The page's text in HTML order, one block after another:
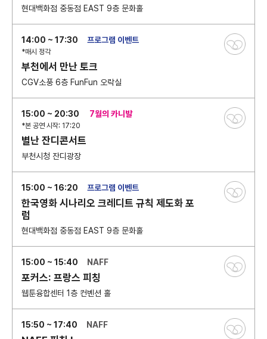
현대백화점 중동점 EAST 9층 문화홀
14:00 ~ 17:30
*매시 정각
프로그램 이벤트
부천에서 만난 토크
CGV소풍 6층 FunFun 오락실
15:00 ~ 20:30
*본 공연 시작: 17:20
7월의 카니발
별난 잔디콘서트
부천시청 잔디광장
15:00 ~ 16:20 프로그램 이벤트
한국영화 시나리오 크레디트 규칙 제도화 포
럼
현대백화점 중동점 EAST 9층 문화홀
15:00 ~ 15:40 NAFF
포커스: 프랑스 피칭
웹툰융합센터 1층 컨벤션 홀
15:50 ~ 17:40 NAFF